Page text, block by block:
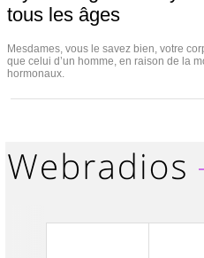
tous les âges
Mesdames, vous le savez bien, votre
que celui d’un homme, en raison de la
hormonaux.